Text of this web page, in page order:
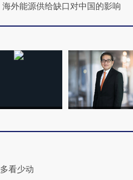
海外能源供给缺口对中国的影响
多看少动